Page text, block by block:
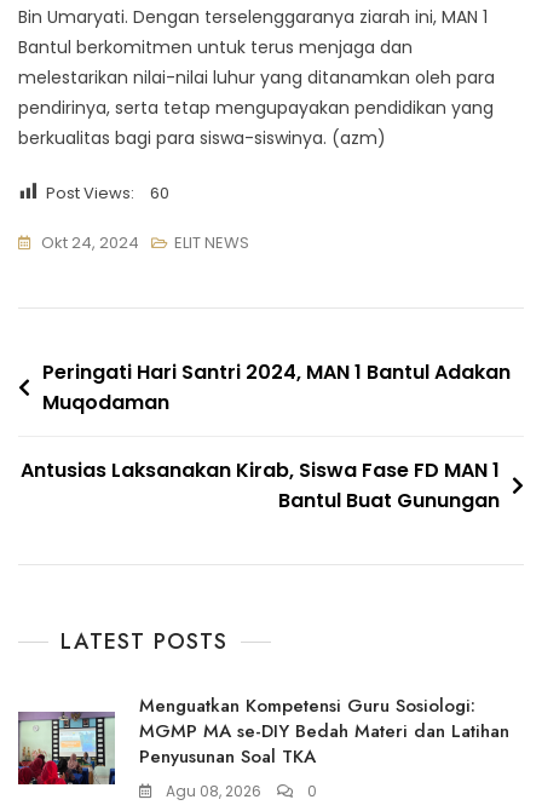
Bin Umaryati. Dengan terselenggaranya ziarah ini, MAN 1
Bantul berkomitmen untuk terus menjaga dan
melestarikan nilai-nilai luhur yang ditanamkan oleh para
pendirinya, serta tetap mengupayakan pendidikan yang
berkualitas bagi para siswa-siswinya. (azm)
Post Views: 60
Okt 24, 2024 ELIT NEWS
Navigasi
pos
Peringati Hari Santri 2024, MAN 1 Bantul Adakan
Muqodaman
Antusias Laksanakan Kirab, Siswa Fase FD MAN 1
Bantul Buat Gunungan
LATEST POSTS
Menguatkan Kompetensi Guru Sosiologi:
MGMP MA se-DIY Bedah Materi dan Latihan
Penyusunan Soal TKA
Agu 08, 2026 0